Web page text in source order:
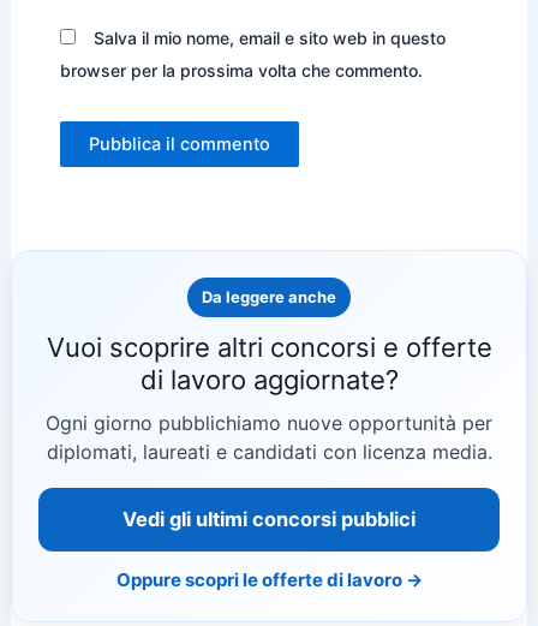
Salva il mio nome, email e sito web in questo
browser per la prossima volta che commento.
Da leggere anche
Vuoi scoprire altri concorsi e offerte
di lavoro aggiornate?
Ogni giorno pubblichiamo nuove opportunità per
diplomati, laureati e candidati con licenza media.
Vedi gli ultimi concorsi pubblici
Oppure scopri le offerte di lavoro →